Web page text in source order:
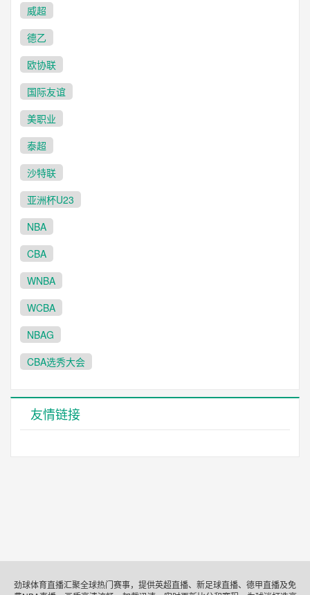
威超
德乙
欧协联
国际友谊
美职业
泰超
沙特联
亚洲杯U23
NBA
CBA
WNBA
WCBA
NBAG
CBA选秀大会
友情链接
劲球体育直播汇聚全球热门赛事，提供英超直播、新足球直播、德甲直播及免